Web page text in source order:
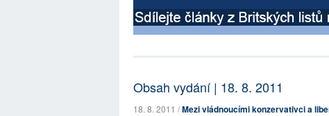
Obsah vydání | 18. 8. 2011
18. 8. 2011 /Mezi vládnoucími konzervativci a